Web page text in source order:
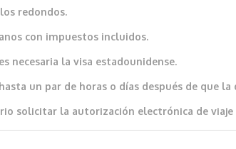
redondos.
con impuestos incluidos.
necesaria la visa estadounidense.
un par de horas o días después de que la
solicitar la autorización electrónica de viaje